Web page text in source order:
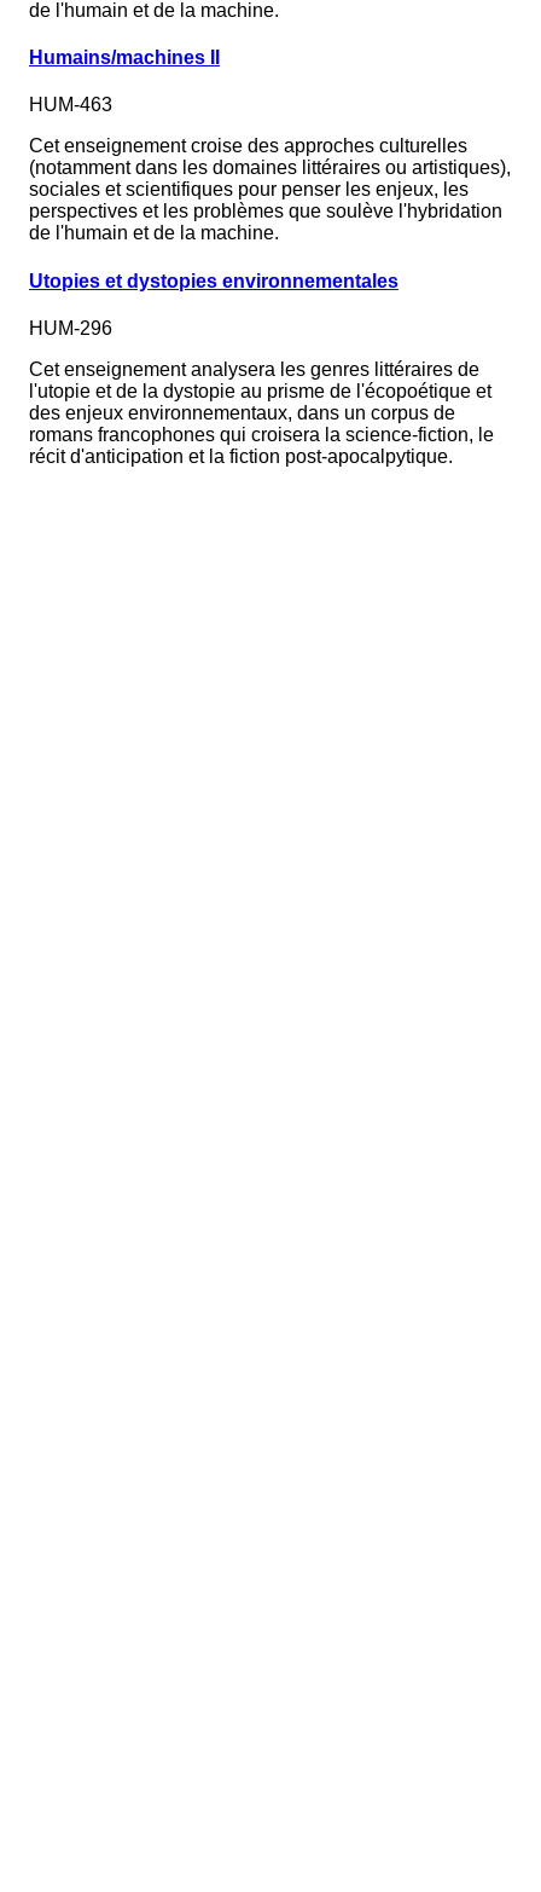
de l'humain et de la machine.
Humains/machines II
HUM-463
Cet enseignement croise des approches culturelles
(notamment dans les domaines littéraires ou artistiques),
sociales et scientifiques pour penser les enjeux, les
perspectives et les problèmes que soulève l'hybridation
de l'humain et de la machine.
Utopies et dystopies environnementales
HUM-296
Cet enseignement analysera les genres littéraires de
l'utopie et de la dystopie au prisme de l'écopoétique et
des enjeux environnementaux, dans un corpus de
romans francophones qui croisera la science-fiction, le
récit d'anticipation et la fiction post-apocalpytique.